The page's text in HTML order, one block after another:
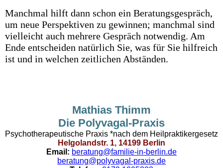
Manchmal hilft dann schon ein Beratungsgespräch,
um neue Perspektiven zu gewinnen; manchmal sind
vielleicht auch mehrere Gespräch notwendig. Am
Ende entscheiden natürlich Sie, was für Sie hilfreich
ist und in welchen zeitlichen Abständen.
Mathias Thimm
Die Polyvagal-Praxis
Psychotherapeutische Praxis *nach dem Heilpraktikergesetz
Helgolandstr. 1, 14199 Berlin
Email: beratung@familie-in-berlin.de
beratung@polyvagal-praxis.de